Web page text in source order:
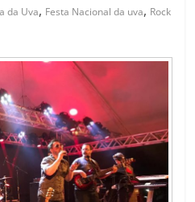
da Uva, Festa Nacional da uva, Rock